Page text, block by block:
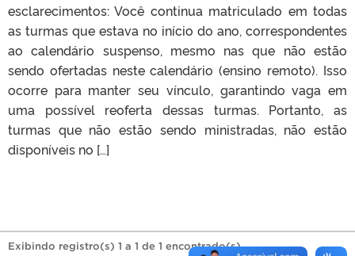
esclarecimentos: Você continua matriculado em todas
as turmas que estava no início do ano, correspondentes
ao calendário suspenso, mesmo nas que não estão
sendo ofertadas neste calendário (ensino remoto). Isso
ocorre para manter seu vínculo, garantindo vaga em
uma possível reoferta dessas turmas. Portanto, as
turmas que não estão sendo ministradas, não estão
disponíveis no […]
Exibindo registro(s) 1 a 1 de 1 encontrado(s).